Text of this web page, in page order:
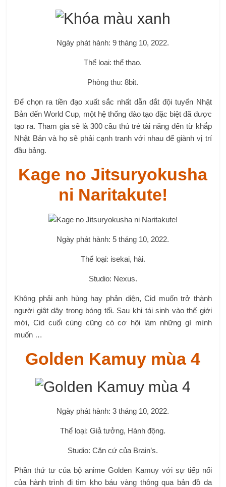
Ngày phát hành: 9 tháng 10, 2022.
Thể loại: thể thao.
Phòng thu: 8bit.
Để chọn ra tiền đạo xuất sắc nhất dẫn dắt đội tuyển Nhật
Bản đến World Cup, một hệ thống đào tạo đặc biệt đã được
tạo ra. Tham gia sẽ là 300 cầu thủ trẻ tài năng đến từ khắp
Nhật Bản và họ sẽ phải cạnh tranh với nhau để giành vị trí
đầu bảng.
Kage no Jitsuryokusha
ni Naritakute!
Ngày phát hành: 5 tháng 10, 2022.
Thể loại: isekai, hài.
Studio: Nexus.
Không phải anh hùng hay phản diện, Cid muốn trở thành
người giật dây trong bóng tối. Sau khi tái sinh vào thế giới
mới, Cid cuối cùng cũng có cơ hội làm những gì mình
muốn …
Golden Kamuy mùa 4
Ngày phát hành: 3 tháng 10, 2022.
Thể loại: Giả tưởng, Hành động.
Studio: Căn cứ của Brain’s.
Phần thứ tư của bộ anime Golden Kamuy với sự tiếp nối
của hành trình đi tìm kho báu vàng thông qua bản đồ da